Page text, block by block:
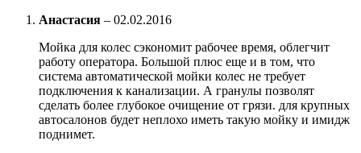
Анастасия – 02.02.2016
Мойка для колес сэкономит рабочее время, облегчит
работу оператора. Большой плюс еще и в том, что
система автоматической мойки колес не требует
подключения к канализации. А гранулы позволят
сделать более глубокое очищение от грязи. для крупных
автосалонов будет неплохо иметь такую мойку и имидж
поднимет.